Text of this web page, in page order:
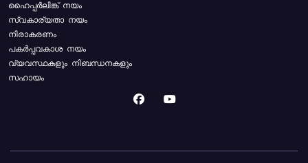
ഹൈപ്പർലിങ്ക് നയം
സ്വകാര്യതാ നയം
നിരാകരണം
പകർപ്പവകാശ നയം
വ്യവസ്ഥകളും നിബന്ധനകളും
സഹായം